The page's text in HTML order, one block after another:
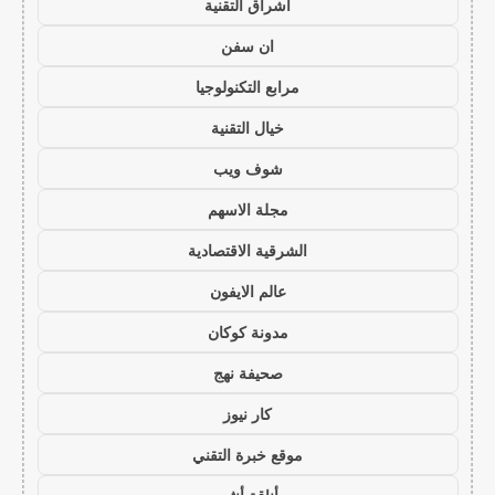
اشراق التقنية
ان سفن
مرابع التكنولوجيا
خيال التقنية
شوف ويب
مجلة الاسهم
الشرقية الاقتصادية
عالم الايفون
مدونة كوكان
صحيفة نهج
كار نيوز
موقع خبرة التقني